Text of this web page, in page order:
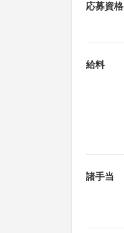
応募資格
給料
諸手当